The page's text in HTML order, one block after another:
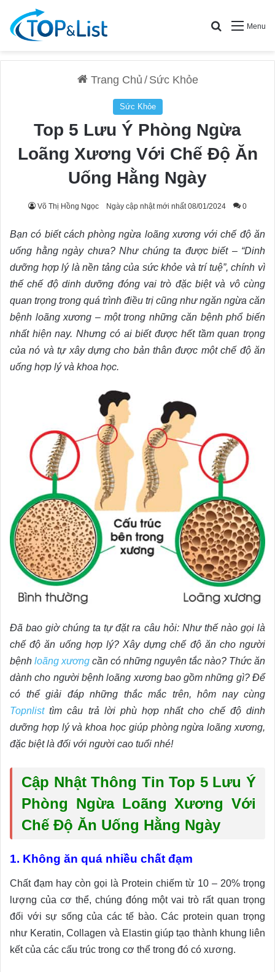
Menu
Search for
Trang Chủ / Sức Khỏe
Sức Khỏe
Top 5 Lưu Ý Phòng Ngừa
Loãng Xương Với Chế Độ Ăn
Uống Hằng Ngày
Võ Thị Hồng Ngọc Ngày cập nhật mới nhất 08/01/2024 0
Bạn có biết cách phòng ngừa loãng xương với chế độ ăn
uống hằng ngày chưa? Như chúng ta được biết – “Dinh
dưỡng hợp lý là nền tảng của sức khỏe và trí tuệ”, chính vì
thế chế độ dinh dưỡng đóng vai trò đặc biệt và vô cùng
quan trọng trong quá trình điều trị cũng như ngăn ngừa căn
bệnh loãng xương – một trong những căn bệnh phổ biến
nhất hiện nay. Nhưng có ai biết được hết tầm quan trọng
của nó và tự xây dựng cho bản thân được một chế độ ăn
uống hợp lý và khoa học.
Đã bao giờ chúng ta tự đặt ra câu hỏi: Như thế nào gọi là
chế độ ăn uống hợp lý? Xây dựng chế độ ăn cho người
bệnh loãng xương cần có những nguyên tắc nào? Thức ăn
dành cho người bệnh loãng xương bao gồm những gì? Để
có thể giải đáp những thắc mắc trên, hôm nay cùng
Topnlisttìm câu trả lời phù hợp nhất cho chế độ dinh
dưỡng hợp lý và khoa học giúp phòng ngừa loãng xương,
đặc biệt là đối với người cao tuổi nhé!
Cập Nhật Thông Tin Top 5 Lưu Ý
Phòng Ngừa Loãng Xương Với
Chế Độ Ăn Uống Hằng Ngày
1. Không ăn quá nhiều chất đạm
Chất đạm hay còn gọi là Protein chiếm từ 10 – 20% trọng
lượng của cơ thể, chúng đóng một vai trò rất quan trọng
đối với sự sống của các tế bào. Các protein quan trọng
như Keratin, Collagen và Elastin giúp tạo thành khung liên
kết của các cấu trúc trong cơ thể trong đó có xương.